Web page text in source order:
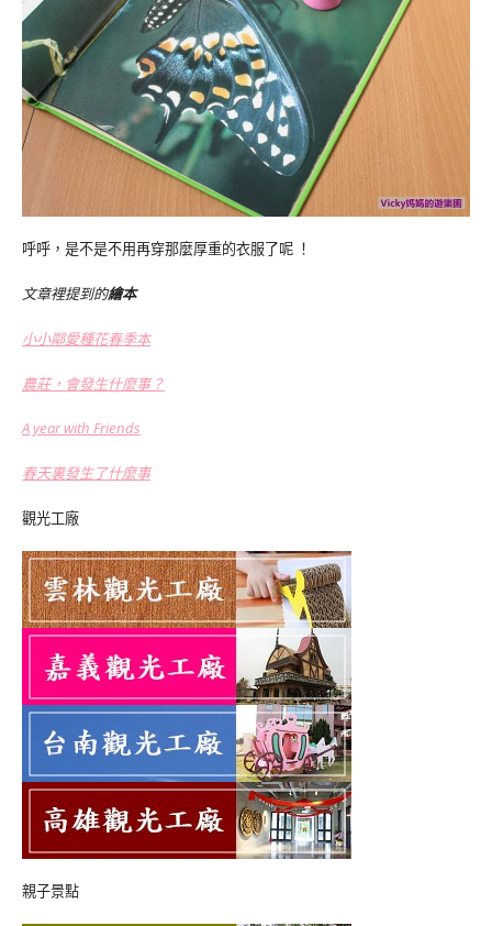
呼呼，是不是不用再穿那麼厚重的衣服了呢 ！
文章裡提到的繪本
小小鄰愛種花春季本
農莊，會發生什麼事？
A year with Friends
春天裏發生了什麼事
觀光工廠
親子景點